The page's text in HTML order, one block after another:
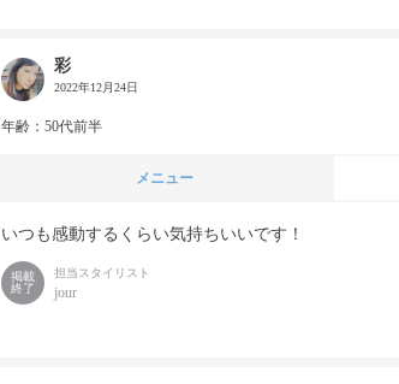
彩
2022年12月24日
年齢：50代前半
メニュー
いつも感動するくらい気持ちいいです！
掲載
終了
担当スタイリスト
jour